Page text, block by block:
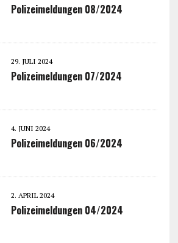
Polizeimeldungen 08/2024
29. JULI 2024
Polizeimeldungen 07/2024
4. JUNI 2024
Polizeimeldungen 06/2024
2. APRIL 2024
Polizeimeldungen 04/2024